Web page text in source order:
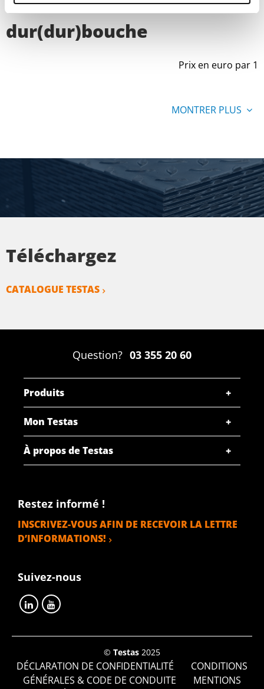
dur(dur)bouche
Prix en euro par 1
MONTRER PLUS
Téléchargez
CATALOGUE TESTAS
Question? 03 355 20 60
Produits
Mon Testas
À propos de Testas
Restez informé !
INSCRIVEZ-VOUS AFIN DE RECEVOIR LA LETTRE
D’INFORMATIONS!
Suivez-nous
© Testas 2025
DÉCLARATION DE CONFIDENTIALITÉ
CONDITIONS
GÉNÉRALES & CODE DE CONDUITE
MENTIONS